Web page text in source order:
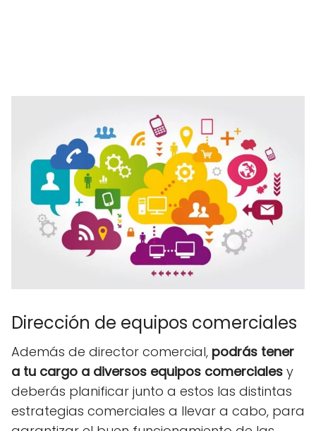
Dirección de equipos comerciales
Además de director comercial, podrás tener
a tu cargo a diversos equipos comerciales y
deberás planificar junto a estos las distintas
estrategias comerciales a llevar a cabo, para